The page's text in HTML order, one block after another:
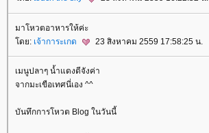
มาโหวตอาหารให้ค่ะ
ดย: เจ้าการะเกด 23 สิงหาคม 2559 17:58:25 น.
เมนูปลาๆ น้ำแดงดีจังค่า
จากมะเขือเทศนี่เอง ^^
บันทึกการโหวต Blog ในวันนี้